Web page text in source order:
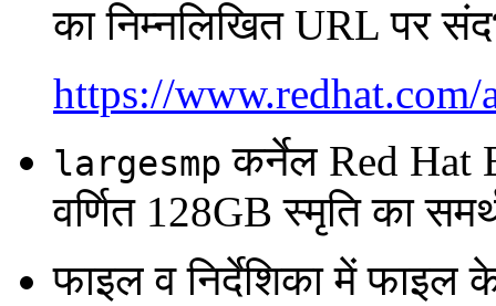
का निम्नलिखित URL पर
https://www.redhat.com/
largesmp कर्नेल Red Hat
वर्णित 128GB स्मृति का
फाइल व निर्देशिका में